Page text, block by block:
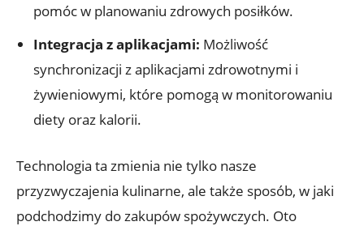
pomóc w planowaniu zdrowych posiłków.
Integracja z aplikacjami: Możliwość
synchronizacji z aplikacjami zdrowotnymi i
żywieniowymi, które pomogą w monitorowaniu
diety oraz kalorii.
Technologia ta zmienia nie tylko nasze
przyzwyczajenia kulinarne, ale także sposób, w jaki
podchodzimy do zakupów spożywczych. Oto